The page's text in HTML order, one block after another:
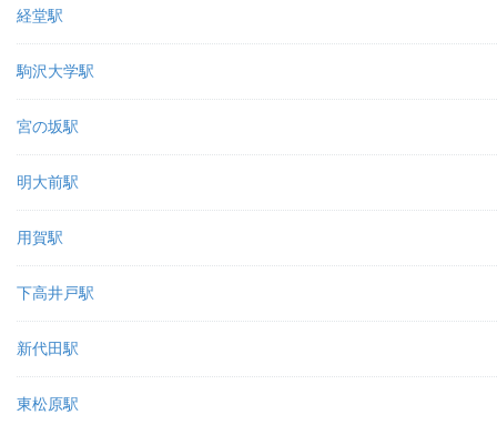
経堂駅
駒沢大学駅
宮の坂駅
明大前駅
用賀駅
下高井戸駅
新代田駅
東松原駅